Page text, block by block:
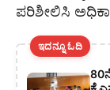
ಪರಿಶೀಲಿಸಿ
ಇದನ್ನೂ ಓದಿ